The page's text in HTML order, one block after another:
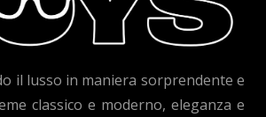
il lusso in maniera sorprendente e
classico e moderno, eleganza e